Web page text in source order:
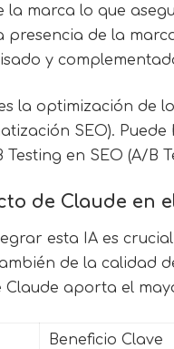
marca lo que
de la
y
la optimización de
SEO).
en SEO (A/B
de Claude en
esta IA es
de la calidad
Claude aporta el
Beneficio Clave